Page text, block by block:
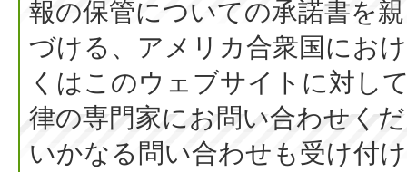
報の保管についての承諾書を
づける、アメリカ合衆国にお
くはこのウェブサイトに対し
律の専門家にお問い合わせく
いかなる問い合わせも受け付